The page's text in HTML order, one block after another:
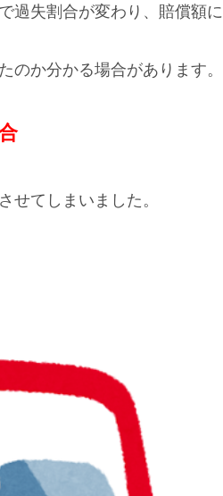
過失割合が変わり、賠償額に
のか分かる場合があります。
せてしまいました。